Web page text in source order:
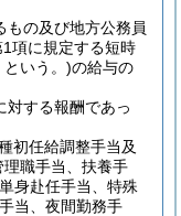
もの及び地方公務員
項に規定する短時
いう。)の給与の
対する報酬であっ
初任給調整手当及
理職手当、扶養手
身赴任手当、特殊
当、夜間勤務手